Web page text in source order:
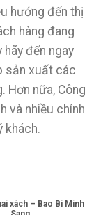
hướng đến thị
hàng đang
đến ngay
sản xuất các
Hơn nữa, Công
và nhiều chính
khách.
xách – Bao Bì Minh